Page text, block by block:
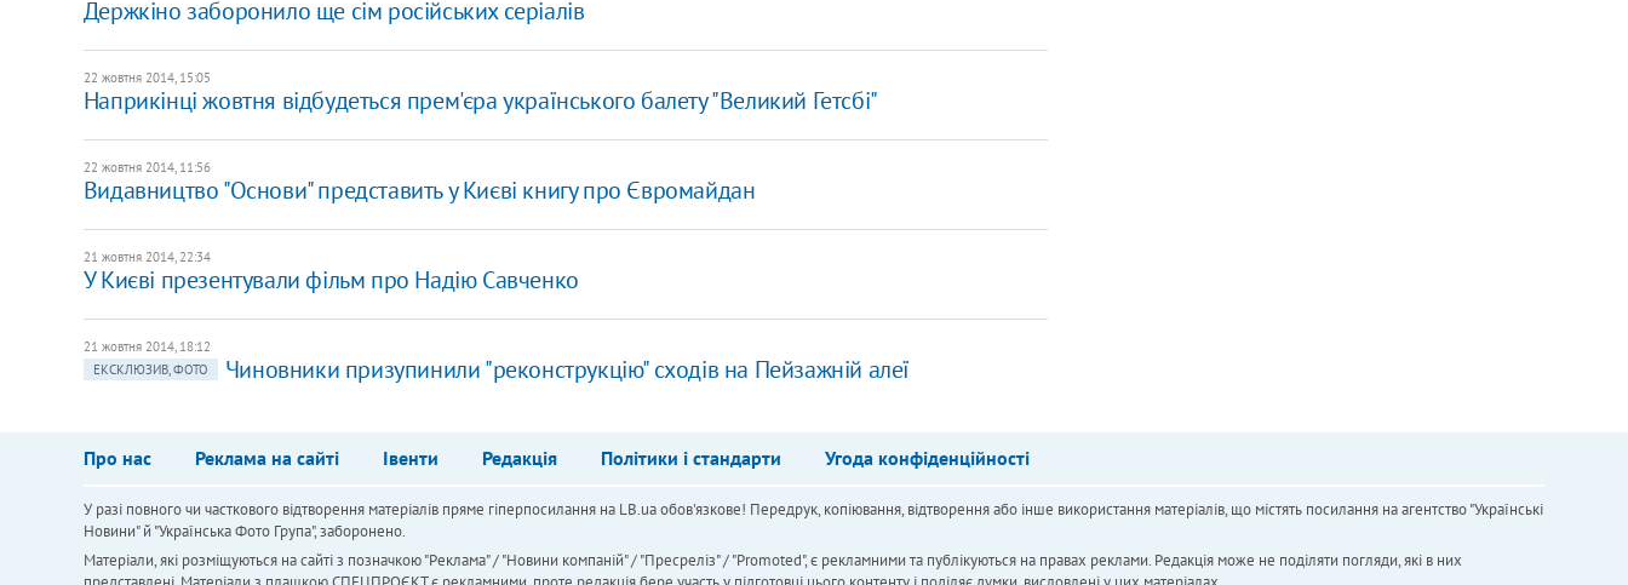
Держкіно заборонило ще сім російських серіалів
22 жовтня 2014, 15:05
Наприкінці жовтня відбудеться прем'єра українського балету "Великий Гетсбі"
22 жовтня 2014, 11:56
Видавництво "Основи" представить у Києві книгу про Євромайдан
21 жовтня 2014, 22:34
У Києві презентували фільм про Надію Савченко
21 жовтня 2014, 18:12
ЕКСКЛЮЗИВ, ФОТО
Чиновники призупинили "реконструкцію" сходів на Пейзажній алеї
Про нас Реклама на сайті Івенти Редакція Політики і стандарти Угода конфіденційності
У разі повного чи часткового відтворення матеріалів пряме гіперпосилання на LB.ua обов'язкове! Передрук, копіювання, відтворення або інше використання матеріалів, що містять посилання на агентство "Українськi
Новини" й "Українська Фото Група", заборонено.
Матеріали, які розміщуються на сайті з позначкою "Реклама" / "Новини компаній" / "Пресреліз" / "Promoted", є рекламними та публікуються на правах реклами. Редакція може не поділяти погляди, які в них